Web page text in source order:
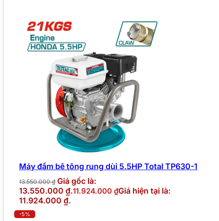
Máy đầm bê tông rung dùi 5.5HP Total TP630-1
13.550.000₫ Giá gốc là:
13.550.000 ₫.11.924.000 ₫Giá hiện tại là:
11.924.000 ₫.
-5%